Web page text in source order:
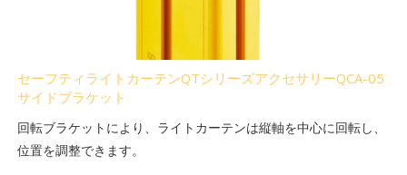
セーフティライトカーテンQTシリーズアクセサリーQCA-05
サイドブラケット
回転ブラケットにより、ライトカーテンは縦軸を中心に回転し、
位置を調整できます。